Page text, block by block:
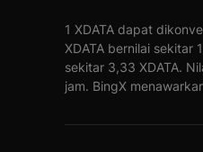
1 XDATA dapat
XDATA bernilai sekitar
sekitar 3,33 XDATA.
jam. BingX